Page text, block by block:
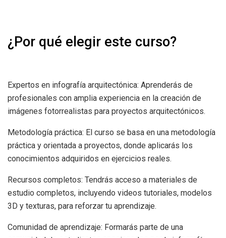
¿Por qué elegir este curso?
Expertos en infografía arquitectónica: Aprenderás de
profesionales con amplia experiencia en la creación de
imágenes fotorrealistas para proyectos arquitectónicos.
Metodología práctica: El curso se basa en una metodología
práctica y orientada a proyectos, donde aplicarás los
conocimientos adquiridos en ejercicios reales.
Recursos completos: Tendrás acceso a materiales de
estudio completos, incluyendo videos tutoriales, modelos
3D y texturas, para reforzar tu aprendizaje.
Comunidad de aprendizaje: Formarás parte de una